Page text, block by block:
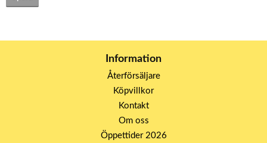
Information
Återförsäljare
Köpvillkor
Kontakt
Om oss
Öppettider 2026